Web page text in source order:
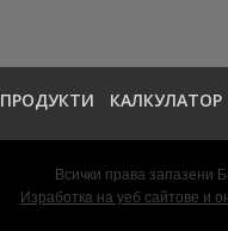
ПРОДУКТИ КАЛКУЛАТОР
Всички права запазени
Изработка на уеб сайтове и